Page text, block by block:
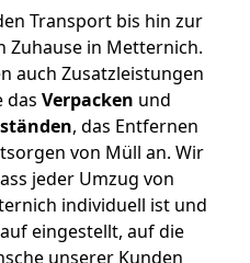
Transport bis hin zur
Zuhause in Metternich.
auch Zusatzleistungen
das Verpacken und
, das Entfernen
von Müll an. Wir
jeder Umzug von
individuell ist und
eingestellt, auf die
unserer Kunden